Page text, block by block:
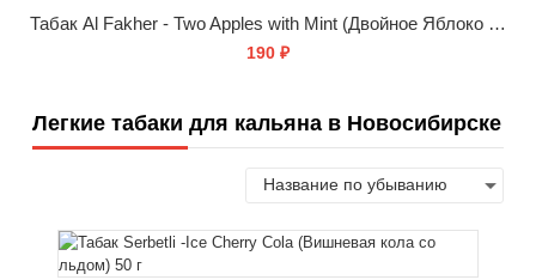
Табак Al Fakher - Two Apples with Mint (Двойное Яблоко и Мята) 50 гр.
190 ₽
СООБЩИТЬ О ПОСТУПЛЕНИИ
Легкие табаки для кальяна в Новосибирске